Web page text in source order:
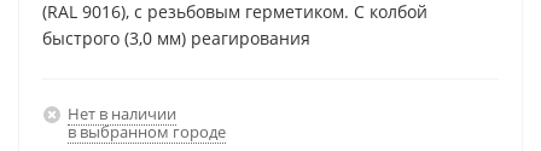
(RAL 9016), с резьбовым герметиком. С колбой
быстрого (3,0 мм) реагирования
Нет в наличии
в выбранном городе